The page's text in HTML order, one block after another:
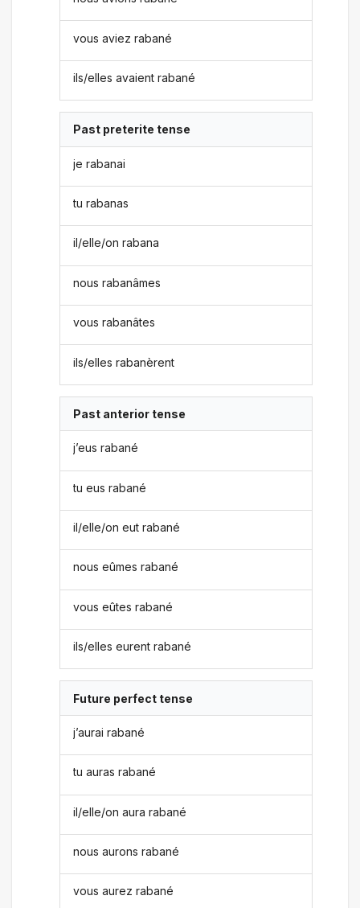
vous aviez rabané
ils/elles avaient rabané
Past preterite tense
je rabanai
tu rabanas
il/elle/on rabana
nous rabanâmes
vous rabanâtes
ils/elles rabanèrent
Past anterior tense
j’eus rabané
tu eus rabané
il/elle/on eut rabané
nous eûmes rabané
vous eûtes rabané
ils/elles eurent rabané
Future perfect tense
j’aurai rabané
tu auras rabané
il/elle/on aura rabané
nous aurons rabané
vous aurez rabané